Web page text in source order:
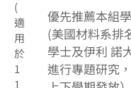
(
適
用
於
1
1
優先推薦本組
(美國材料系排
學士及伊利 諾
進行專題研究